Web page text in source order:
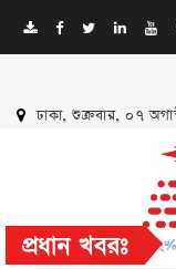
ঢাকা, শুক্রবার, ০৭
প্রধান খবরঃ
৫২% পর্যন্ত ছাড়